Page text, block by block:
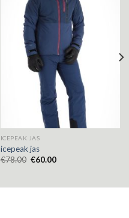
ICEPEAK JAS
icepeak jas
€78.00 €60.00